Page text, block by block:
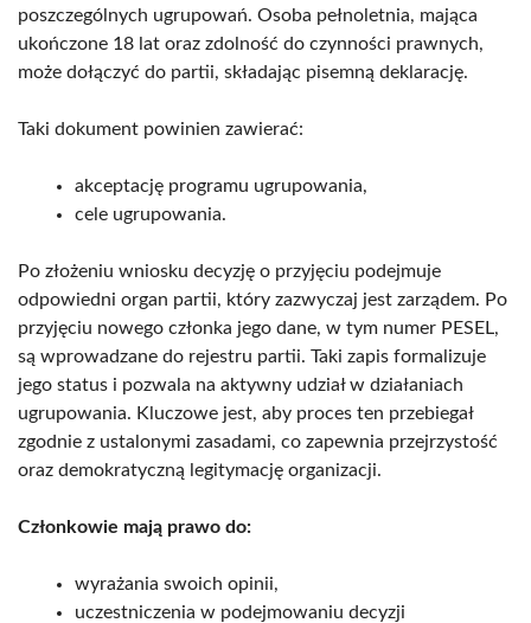
poszczególnych ugrupowań. Osoba pełnoletnia, mająca
ukończone 18 lat oraz zdolność do czynności prawnych,
może dołączyć do partii, składając pisemną deklarację.
Taki dokument powinien zawierać:
akceptację programu ugrupowania,
cele ugrupowania.
Po złożeniu wniosku decyzję o przyjęciu podejmuje
odpowiedni organ partii, który zazwyczaj jest zarządem. Po
przyjęciu nowego członka jego dane, w tym numer PESEL,
są wprowadzane do rejestru partii. Taki zapis formalizuje
jego status i pozwala na aktywny udział w działaniach
ugrupowania. Kluczowe jest, aby proces ten przebiegał
zgodnie z ustalonymi zasadami, co zapewnia przejrzystość
oraz demokratyczną legitymację organizacji.
Członkowie mają prawo do:
wyrażania swoich opinii,
uczestniczenia w podejmowaniu decyzji